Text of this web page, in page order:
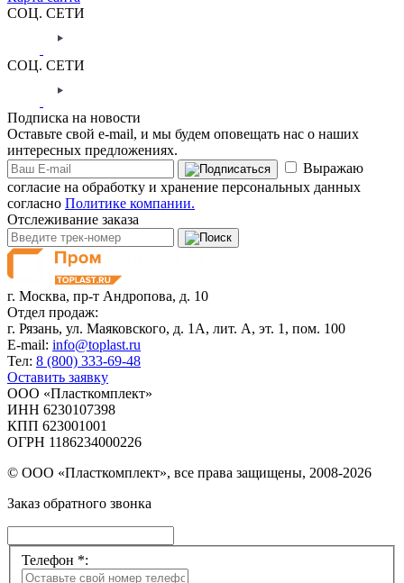
СОЦ. СЕТИ
СОЦ. СЕТИ
Подписка на новости
Оставьте свой e-mail, и мы будем оповещать нас о наших
интересных предложениях.
Выражаю
согласие на обработку и хранение персональных данных
согласно Политике компании.
Отслеживание заказа
г. Москва, пр-т Андропова, д. 10
Отдел продаж:
г. Рязань, ул. Маяковского, д. 1А, лит. А, эт. 1, пом. 100
E-mail: info@toplast.ru
Тел: 8 (800) 333-69-48
Оставить заявку
ООО «Пласткомплект»
ИНН 6230107398
КПП 623001001
ОГРН 1186234000226
© ООО «Пласткомплект», все права защищены, 2008-2026
Заказ обратного звонка
Телефон *: